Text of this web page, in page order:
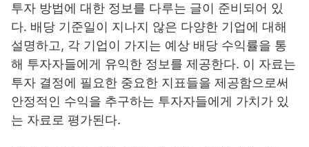
투자 방법에 대한 정보를 다루는 글이 준비되어 있
다. 배당 기준일이 지나지 않은 다양한 기업에 대해
설명하고, 각 기업이 가지는 예상 배당 수익률을 통
해 투자자들에게 유익한 정보를 제공한다. 이 자료는
투자 결정에 필요한 중요한 지표들을 제공함으로써
안정적인 수익을 추구하는 투자자들에게 가치가 있
는 자료로 평가된다.